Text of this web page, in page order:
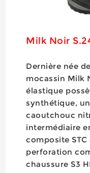
Milk Noir
Dernière née
mocassin Milk
élastique
synthétique,
caoutchouc
intermédiaire
composite
perforation
chaussure S3